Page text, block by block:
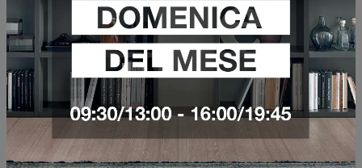
Sfoglia i cataloghi
Invia